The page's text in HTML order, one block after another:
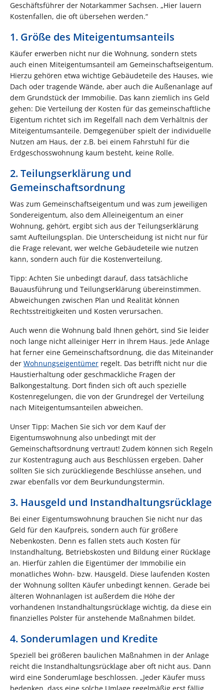
Geschäftsführer der Notarkammer Sachsen. „Hier lauern
Kostenfallen, die oft übersehen werden.“
1. Größe des Miteigentumsanteils
Käufer erwerben nicht nur die Wohnung, sondern stets
auch einen Miteigentumsanteil am Gemeinschaftseigentum.
Hierzu gehören etwa wichtige Gebäudeteile des Hauses, wie
Dach oder tragende Wände, aber auch die Außenanlage auf
dem Grundstück der Immobilie. Das kann ziemlich ins Geld
gehen: Die Verteilung der Kosten für das gemeinschaftliche
Eigentum richtet sich im Regelfall nach dem Verhältnis der
Miteigentumsanteile. Demgegenüber spielt der individuelle
Nutzen am Haus, der z.B. bei einem Fahrstuhl für die
Erdgeschosswohnung kaum besteht, keine Rolle.
2. Teilungserklärung und
Gemeinschaftsordnung
Was zum Gemeinschaftseigentum und was zum jeweiligen
Sondereigentum, also dem Alleineigentum an einer
Wohnung, gehört, ergibt sich aus der Teilungserklärung
samt Aufteilungsplan. Die Unterscheidung ist nicht nur für
die Frage relevant, wer welche Gebäudeteile wie nutzen
kann, sondern auch für die Kostenverteilung.
Tipp: Achten Sie unbedingt darauf, dass tatsächliche
Bauausführung und Teilungserklärung übereinstimmen.
Abweichungen zwischen Plan und Realität können
Rechtsstreitigkeiten und Kosten verursachen.
Auch wenn die Wohnung bald Ihnen gehört, sind Sie leider
noch lange nicht alleiniger Herr in Ihrem Haus. Jede Anlage
hat ferner eine Gemeinschaftsordnung, die das Miteinander
der Wohnungseigentümer regelt. Das betrifft nicht nur die
Haustierhaltung oder geschmackliche Fragen der
Balkongestaltung. Dort finden sich oft auch spezielle
Kostenregelungen, die von der Grundregel der Verteilung
nach Miteigentumsanteilen abweichen.
Unser Tipp: Machen Sie sich vor dem Kauf der
Eigentumswohnung also unbedingt mit der
Gemeinschaftsordnung vertraut! Zudem können sich Regeln
zur Kostentragung auch aus Beschlüssen ergeben. Daher
sollten Sie sich zurückliegende Beschlüsse ansehen, und
zwar ebenfalls vor dem Beurkundungstermin.
3. Hausgeld und Instandhaltungsrücklage
Bei einer Eigentumswohnung brauchen Sie nicht nur das
Geld für den Kaufpreis, sondern auch für größere
Nebenkosten. Denn es fallen stets auch Kosten für
Instandhaltung, Betriebskosten und Bildung einer Rücklage
an. Hierfür zahlen die Eigentümer der Immobilie ein
monatliches Wohn- bzw. Hausgeld. Diese laufenden Kosten
der Wohnung sollten Käufer unbedingt kennen. Gerade bei
älteren Wohnanlagen ist außerdem die Höhe der
vorhandenen Instandhaltungsrücklage wichtig, da diese ein
finanzielles Polster für anstehende Maßnahmen bildet.
4. Sonderumlagen und Kredite
Speziell bei größeren baulichen Maßnahmen in der Anlage
reicht die Instandhaltungsrücklage aber oft nicht aus. Dann
wird eine Sonderumlage beschlossen. „Jeder Käufer muss